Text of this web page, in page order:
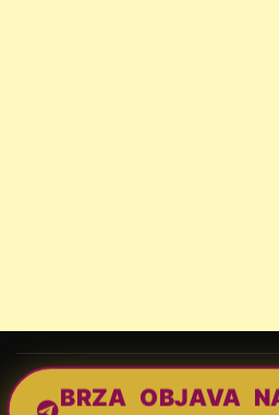
BRZA OBJAVA